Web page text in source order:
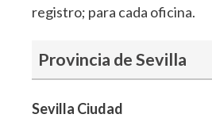
registro; para cada oficina.
Provincia de Sevilla
Sevilla Ciudad